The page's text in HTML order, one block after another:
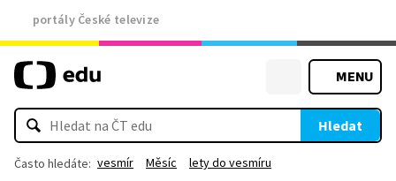
portály České televize
MENU
Hledat
Často hledáte: vesmír Měsíc lety do vesmíru